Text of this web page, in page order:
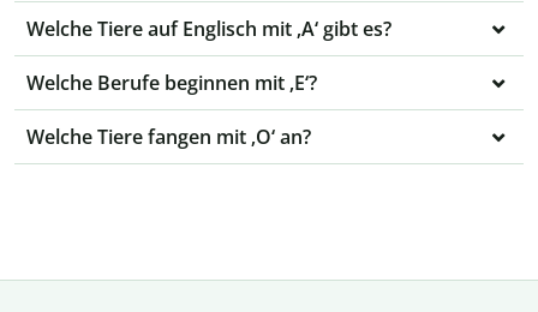
Welche Tiere auf Englisch mit ‚A‘ gibt es?
Welche Berufe beginnen mit ‚E‘?
Welche Tiere fangen mit ‚O‘ an?